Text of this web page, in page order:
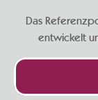
Das
entwickelt